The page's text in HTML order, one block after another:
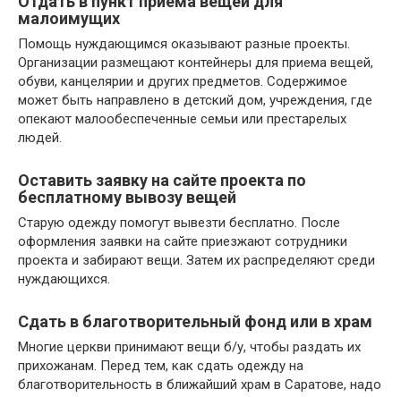
малоимущих
Помощь нуждающимся оказывают разные проекты.
Организации размещают контейнеры для приема вещей,
обуви, канцелярии и других предметов. Содержимое
может быть направлено в детский дом, учреждения, где
опекают малообеспеченные семьи или престарелых
людей.
Оставить заявку на сайте проекта по
бесплатному вывозу вещей
Старую одежду помогут вывезти бесплатно. После
оформления заявки на сайте приезжают сотрудники
проекта и забирают вещи. Затем их распределяют среди
нуждающихся.
Сдать в благотворительный фонд или в храм
Многие церкви принимают вещи б/у, чтобы раздать их
прихожанам. Перед тем, как сдать одежду на
благотворительность в ближайший храм в Саратове, надо